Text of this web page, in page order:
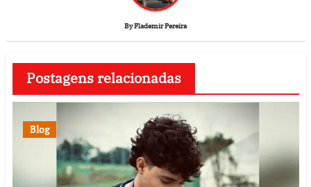
ByFlademir Pereira
Postagens relacionadas
Blog